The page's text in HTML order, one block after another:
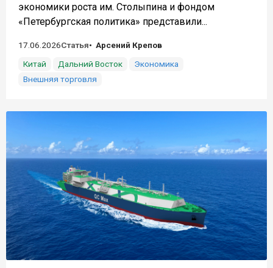
экономики роста им. Столыпина и фондом
«Петербургская политика» представили...
17.06.2026Статья
Арсений Крепов
Китай
Дальний Восток
Экономика
Внешняя торговля